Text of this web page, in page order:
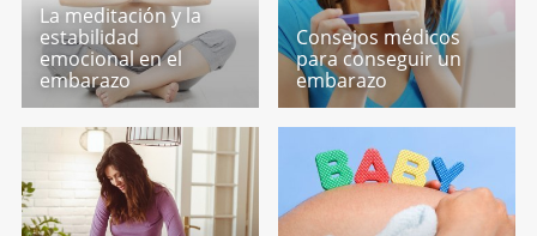
La meditación y la
estabilidad
emocional en el
embarazo
Consejos médicos
para conseguir un
embarazo